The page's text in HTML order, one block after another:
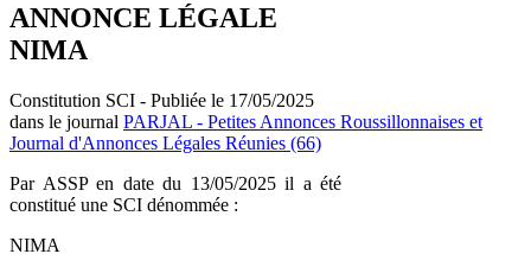
ANNONCE LÉGALE
NIMA
Constitution SCI - Publiée le 17/05/2025
dans le journal PARJAL - Petites Annonces Roussillonnaises et
Journal d'Annonces Légales Réunies (66)
Par ASSP en date du 13/05/2025 il a été
constitué une SCI dénommée :
NIMA